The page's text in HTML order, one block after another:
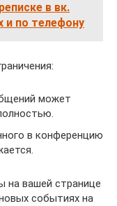
в вк.
и по телефону
может
в конференцию
на вашей странице
событиях на